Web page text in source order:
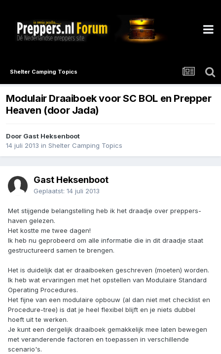
Shelter Camping Topics
Modulair Draaiboek voor SC BOL en Prepper
Heaven (door Jada)
Door Gast Heksenboot
14 juli 2013 in Shelter Camping Topics
Gast Heksenboot
Geplaatst: 14 juli 2013
Met stijgende belangstelling heb ik het draadje over preppers-
haven gelezen.
Het kostte me twee dagen!
Ik heb nu geprobeerd om alle informatie die in dit draadje staat
gestructureerd samen te brengen.
Het is duidelijk dat er draaiboeken geschreven (moeten) worden.
Ik heb wat ervaringen met het opstellen van Modulaire Standard
Operating Procedures.
Het fijne van een modulaire opbouw (al dan niet met checklist en
Procedure-tree) is dat je heel flexibel blijft en je niets dubbel
hoeft uit te werken.
Je kunt een dergelijk draaiboek gemakkelijk mee laten bewegen
met veranderende factoren en toepassen in verschillende
scenario's.